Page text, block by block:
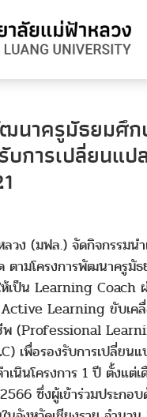
นาครูมัธยมศึ
บการเปลี่ยนแป
วง (มฟล.) จัดกิจกรรมน
ตามโครงการพัฒนาครูมั
ห้เป็น Learning Coach
Learning ขับเค
พ (Professional
เพื่อรองรับการเปลี่ยน
ำเนินโครงการ 1 ปี ตั้งแต่
ซึ่งผู้เข้าร่วมประกอบ